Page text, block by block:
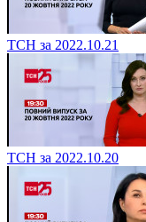
ТСН за 2022.10.21
ТСН за 2022.10.20